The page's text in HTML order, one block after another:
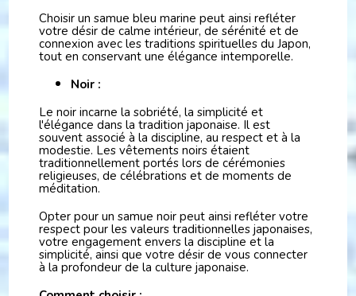
Choisir un samue bleu marine peut ainsi refléter
votre désir de calme intérieur, de sérénité et de
connexion avec les traditions spirituelles du Japon,
tout en conservant une élégance intemporelle.
Noir :
Le noir incarne la sobriété, la simplicité et
l'élégance dans la tradition japonaise. Il est
souvent associé à la discipline, au respect et à la
modestie. Les vêtements noirs étaient
traditionnellement portés lors de cérémonies
religieuses, de célébrations et de moments de
méditation.
Opter pour un samue noir peut ainsi refléter votre
respect pour les valeurs traditionnelles japonaises,
votre engagement envers la discipline et la
simplicité, ainsi que votre désir de vous connecter
à la profondeur de la culture japonaise.